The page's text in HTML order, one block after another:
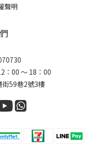
聲明
：00 ～ 18：00
街59巷2號3樓